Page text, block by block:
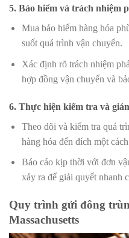
5. Bảo hiểm và trách nhiệm
Mua bảo hiểm hàng hóa
suốt quá trình vận chuyển.
Xác định rõ trách nhiệm
hợp đồng vận chuyển và
6. Thực hiện kiểm tra và
Theo dõi và kiểm tra quá
hàng hóa đến đích một
Báo cáo kịp thời với đơn
xảy ra để giải quyết nhanh
Quy trình gửi đông
Massachusetts